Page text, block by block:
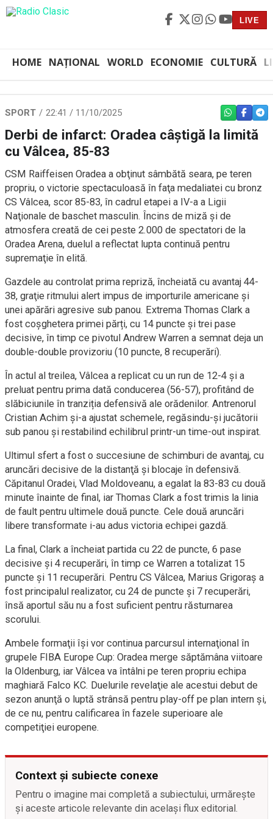
LIVE
HOME NAȚIONAL WORLD ECONOMIE CULTURĂ
SPORT 22:41 / 11/10/2025 WHATSAPP
Derbi de infarct: Oradea câștigă la limită
cu Vâlcea, 85-83
CSM Raiffeisen Oradea a obţinut sâmbătă seara, pe teren
propriu, o victorie spectaculoasă în faţa medaliatei cu bronz
CS Vâlcea, scor 85-83, în cadrul etapei a IV-a a Ligii
Naţionale de baschet masculin. Încins de miză şi de
atmosfera creată de cei peste 2.000 de spectatori de la
Oradea Arena, duelul a reflectat lupta continuă pentru
supremaţie în elită.
Gazdele au controlat prima repriză, încheiată cu avantaj 44-
38, graţie ritmului alert impus de importurile americane şi
unei apărări agresive sub panou. Extrema Thomas Clark a
fost coșghetera primei părți, cu 14 puncte și trei pase
decisive, în timp ce pivotul Andrew Warren a semnat deja un
double-double provizoriu (10 puncte, 8 recuperări).
În actul al treilea, Vâlcea a replicat cu un run de 12-4 și a
preluat pentru prima dată conducerea (56-57), profitând de
slăbiciunile în tranziția defensivă ale orădenilor. Antrenorul
Cristian Achim și-a ajustat schemele, regăsindu-și jucătorii
sub panou şi restabilind echilibrul printr-un time-out inspirat.
Ultimul sfert a fost o succesiune de schimburi de avantaj, cu
aruncări decisive de la distanţă şi blocaje în defensivă.
Căpitanul Oradei, Vlad Moldoveanu, a egalat la 83-83 cu două
minute înainte de final, iar Thomas Clark a fost trimis la linia
de fault pentru ultimele două puncte. Cele două aruncări
libere transformate i-au adus victoria echipei gazdă.
La final, Clark a încheiat partida cu 22 de puncte, 6 pase
decisive și 4 recuperări, în timp ce Warren a totalizat 15
puncte și 11 recuperări. Pentru CS Vâlcea, Marius Grigoraș a
fost principalul realizator, cu 24 de puncte și 7 recuperări,
însă aportul său nu a fost suficient pentru răsturnarea
scorului.
Ambele formaţii îşi vor continua parcursul internaţional în
grupele FIBA Europe Cup: Oradea merge săptămâna viitoare
la Oldenburg, iar Vâlcea va întâlni pe teren propriu echipa
maghiară Falco KC. Duelurile revelaţie ale acestui debut de
sezon anunţă o luptă strânsă pentru play-off pe plan intern şi,
de ce nu, pentru calificarea în fazele superioare ale
competiţiei europene.
Context și subiecte conexe
Pentru o imagine mai completă a subiectului, urmărește
și aceste articole relevante din același flux editorial.